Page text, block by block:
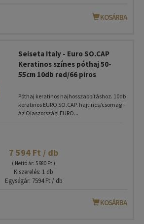
KOSÁRBA
Seiseta Italy - Euro SO.CAP
Keratinos színes póthaj 50-
55cm 10db red/66 piros
Póthaj keratinos hajhosszabbításhoz. 10db
keratinos EURO SO.CAP. hajtincs/csomag –
Az Olaszországi EURO...
7 594 Ft / db
( Nettó ár: 5 980 Ft )
Kiszerelés: 1 db
Egységár: 7594 Ft / db
KOSÁRBA